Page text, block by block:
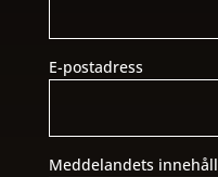
E-postadress
Meddelandets innehåll